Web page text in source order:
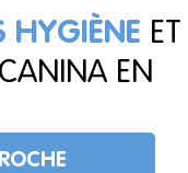
HYGIÈNE ET
EN